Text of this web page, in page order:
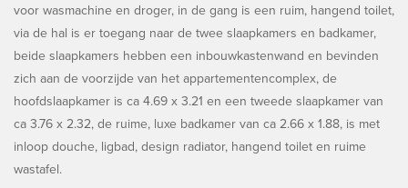
voor wasmachine en droger, in de gang is een ruim, hangend toilet,
via de hal is er toegang naar de twee slaapkamers en badkamer,
beide slaapkamers hebben een inbouwkastenwand en bevinden
zich aan de voorzijde van het appartementencomplex, de
hoofdslaapkamer is ca 4.69 x 3.21 en een tweede slaapkamer van
ca 3.76 x 2.32, de ruime, luxe badkamer van ca 2.66 x 1.88, is met
inloop douche, ligbad, design radiator, hangend toilet en ruime
wastafel.